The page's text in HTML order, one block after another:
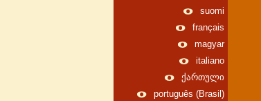
suomi
français
magyar
italiano
ქართული
português (Brasil)